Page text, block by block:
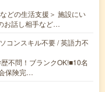
どの生活支援＞ 施設にい
お話し相手など…
コンスキル不要 / 英語力不
不問！ブランクOK!■10名
保険完…